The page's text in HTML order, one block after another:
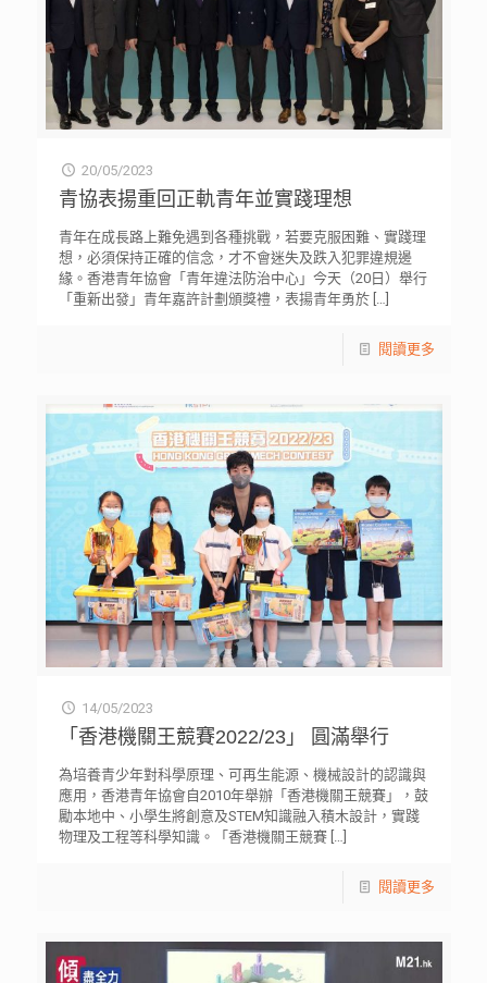
20/05/2023
青協表揚重回正軌青年並實踐理想
青年在成長路上難免遇到各種挑戰，若要克服困難、實踐理
想，必須保持正確的信念，才不會迷失及跌入犯罪違規邊
緣。香港青年協會「青年違法防治中心」今天（20日）舉行
「重新出發」青年嘉許計劃頒獎禮，表揚青年勇於[…]
閱讀更多
14/05/2023
「香港機關王競賽2022/23」 圓滿舉行
為培養青少年對科學原理、可再生能源、機械設計的認識與
應用，香港青年協會自2010年舉辦「香港機關王競賽」，鼓
勵本地中、小學生將創意及STEM知識融入積木設計，實踐
物理及工程等科學知識。「香港機關王競賽[…]
閱讀更多